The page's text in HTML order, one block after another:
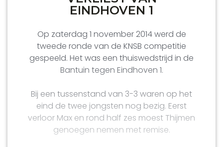
EINDHOVEN 1
Op zaterdag 1 november 2014 werd de
tweede ronde van de KNSB competitie
gespeeld. Het was een thuiswedstrijd in de
Bantuin tegen Eindhoven 1.
Bij een tussenstand van 3-3 waren op het
eind de twee jongsten nog bezig. Eerst
verloor Max en rond half zes moest Thijmen
genoegen nemen met remise.